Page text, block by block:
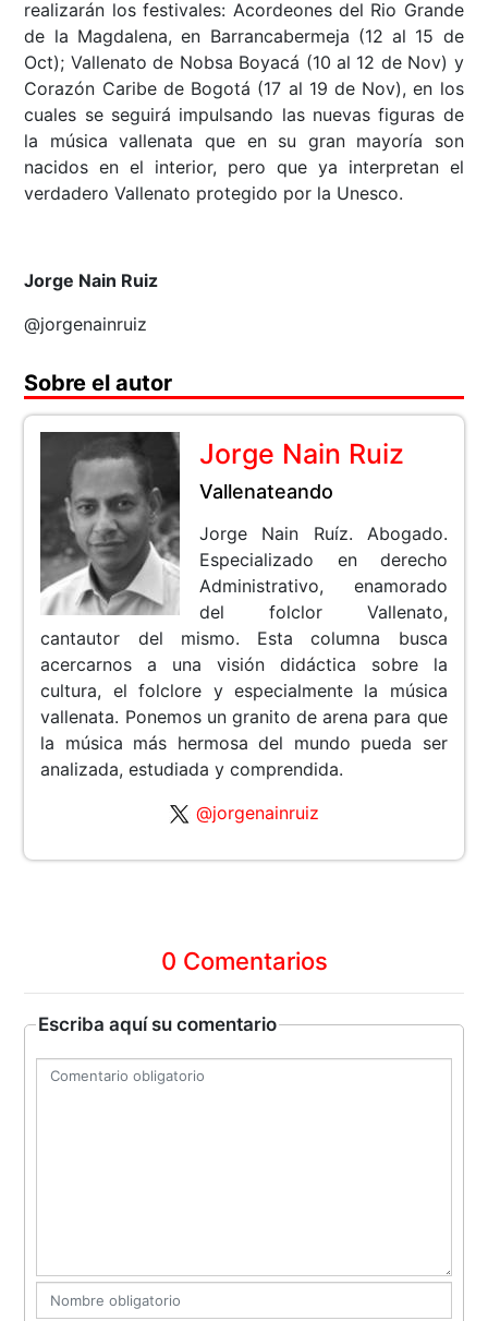
realizarán los festivales: Acordeones del Rio Grande
de la Magdalena, en Barrancabermeja (12 al 15 de
Oct); Vallenato de Nobsa Boyacá (10 al 12 de Nov) y
Corazón Caribe de Bogotá (17 al 19 de Nov), en los
cuales se seguirá impulsando las nuevas figuras de
la música vallenata que en su gran mayoría son
nacidos en el interior, pero que ya interpretan el
verdadero Vallenato protegido por la Unesco.
Jorge Nain Ruiz
@jorgenainruiz
Sobre el autor
Jorge Nain Ruiz
Vallenateando
Jorge Nain Ruíz. Abogado.
Especializado en derecho
Administrativo, enamorado
del folclor Vallenato,
cantautor del mismo. Esta columna busca
acercarnos a una visión didáctica sobre la
cultura, el folclore y especialmente la música
vallenata. Ponemos un granito de arena para que
la música más hermosa del mundo pueda ser
analizada, estudiada y comprendida.
@jorgenainruiz
0 Comentarios
Escriba aquí su comentario